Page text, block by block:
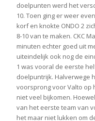
doelpunten werd het
10. Toen ging er weer
korf en knokte ONDO 2
8-10 van te maken. CKC
minuten echter goed uit
uiteindelijk ook nog de
1 was vooral de eerste
doelpuntrijk. Halverwege
voorsprong voor Valto op
niet veel bijkomen.
van het eerste team van
het maar niet lukken om